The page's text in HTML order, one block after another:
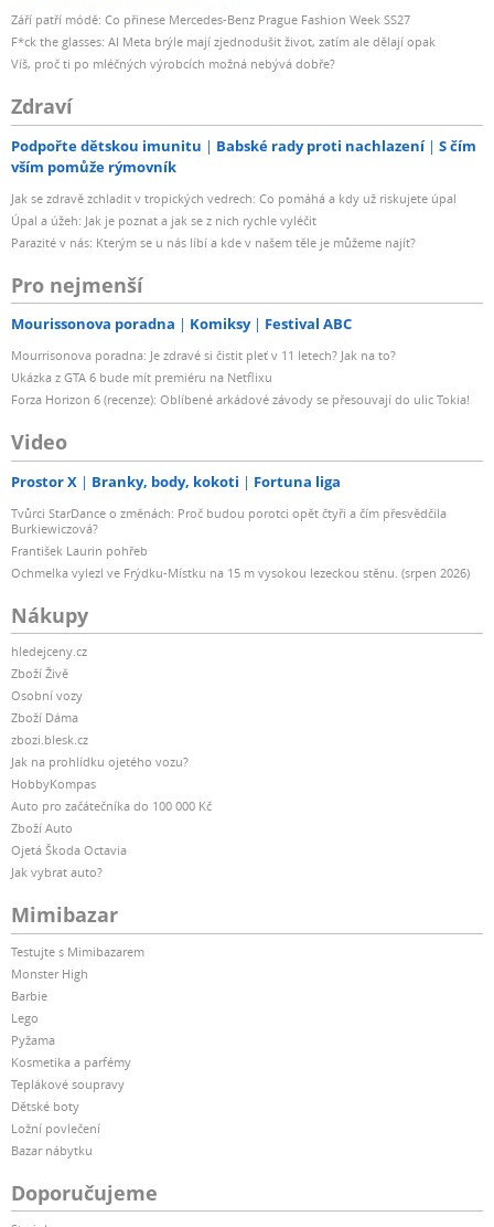
Září patří módě: Co přinese Mercedes-Benz Prague Fashion Week SS27
F*ck the glasses: AI Meta brýle mají zjednodušit život, zatím ale dělají opak
Víš, proč ti po mléčných výrobcích možná nebývá dobře?
Zdraví
Podpořte dětskou imunitu Babské rady proti nachlazení
S čím
vším pomůže rýmovník
Jak se zdravě zchladit v tropických vedrech: Co pomáhá a kdy už riskujete úpal
Úpal a úžeh: Jak je poznat a jak se z nich rychle vyléčit
Parazité v nás: Kterým se u nás líbí a kde v našem těle je můžeme najít?
Pro nejmenší
Mourissonova poradna Komiksy Festival ABC
Mourrisonova poradna: Je zdravé si čistit pleť v 11 letech? Jak na to?
Ukázka z GTA 6 bude mít premiéru na Netflixu
Forza Horizon 6 (recenze): Oblíbené arkádové závody se přesouvají do ulic Tokia!
Video
Prostor X Branky, body, kokoti Fortuna liga
Tvůrci StarDance o změnách: Proč budou porotci opět čtyři a čím přesvědčila
Burkiewiczová?
František Laurin pohřeb
Ochmelka vylezl ve Frýdku-Místku na 15 m vysokou lezeckou stěnu. (srpen 2026)
Nákupy
hledejceny.cz
Zboží Živě
Osobní vozy
Zboží Dáma
zbozi.blesk.cz
Jak na prohlídku ojetého vozu?
HobbyKompas
Auto pro začátečníka do 100 000 Kč
Zboží Auto
Ojetá Škoda Octavia
Jak vybrat auto?
Mimibazar
Testujte s Mimibazarem
Monster High
Barbie
Lego
Pyžama
Kosmetika a parfémy
Teplákové soupravy
Dětské boty
Ložní povlečení
Bazar nábytku
Doporučujeme